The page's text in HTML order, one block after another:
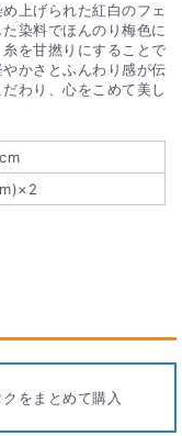
上げられた紅白のフェ
染料でほんのり梅色に
を甘撚りにすることで
かさとふんわり感が伝
わり、心をこめて美し
をまとめて購入